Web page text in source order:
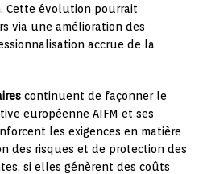
Cette évolution pourrait
via une amélioration des
accrue de la
continuent de façonner le
européenne AIFM et ses
les exigences en matière
des risques et de protection des
si elles génèrent des coûts